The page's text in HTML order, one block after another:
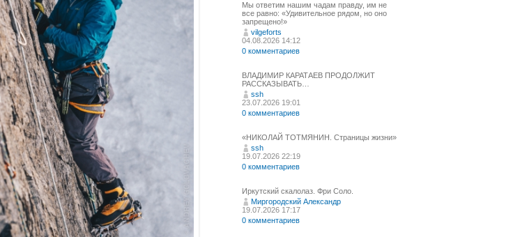
Мы ответим нашим чадам правду, им не
все равно: «Удивительное рядом, но оно
запрещено!»
vilgeforts
04.08.2026 14:12
0 комментариев
ВЛАДИМИР КАРАТАЕВ ПРОДОЛЖИТ
РАССКАЗЫВАТЬ…
ssh
23.07.2026 19:01
0 комментариев
«НИКОЛАЙ ТОТМЯНИН. Страницы жизни»
ssh
19.07.2026 22:19
0 комментариев
Иркутский скалолаз. Фри Соло.
Миргородский Александр
19.07.2026 17:17
0 комментариев